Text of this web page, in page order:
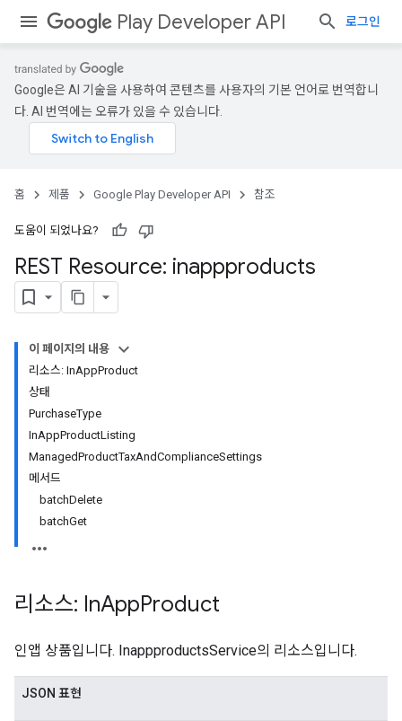
Play Developer API 로그인
Google은 AI 기술을 사용하여 콘텐츠를 사용자의 기본 언어로 번역합니
다. AI 번역에는 오류가 있을 수 있습니다.
홈 제품 Google Play Developer API 참조
도움이 되었나요?
REST Resource: inappproducts
이 페이지의 내용
리소스: InAppProduct
상태
PurchaseType
InAppProductListing
ManagedProductTaxAndComplianceSettings
메서드
batchDelete
batchGet
리소스: InAppProduct
인앱 상품입니다. InappproductsService의 리소스입니다.
JSON 표현